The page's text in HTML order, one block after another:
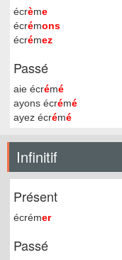
écrème
écrémons
écrémez
Passé
aie écrémé
ayons écrémé
ayez écrémé
Infinitif
Présent
écrémer
Passé